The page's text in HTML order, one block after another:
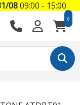
0
0809:00 - 15:00